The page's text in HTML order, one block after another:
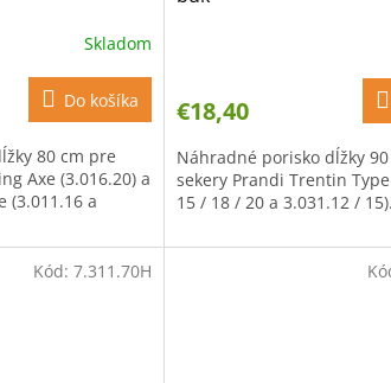
Skladom
Do košíka
80 cm pre
Axe (3.016.20) a
(3.011.16 a
€18,40
Náhradné porisko dĺžky
sekery Prandi Trentin
15 / 18 / 20 a 3.031.12 / 15).
Kód: 7.311.70H